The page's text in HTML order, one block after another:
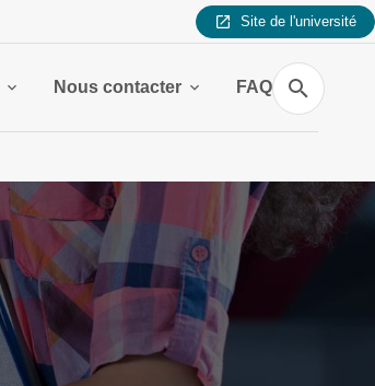
Site de l'université
Nous contacter FAQ
Recherche